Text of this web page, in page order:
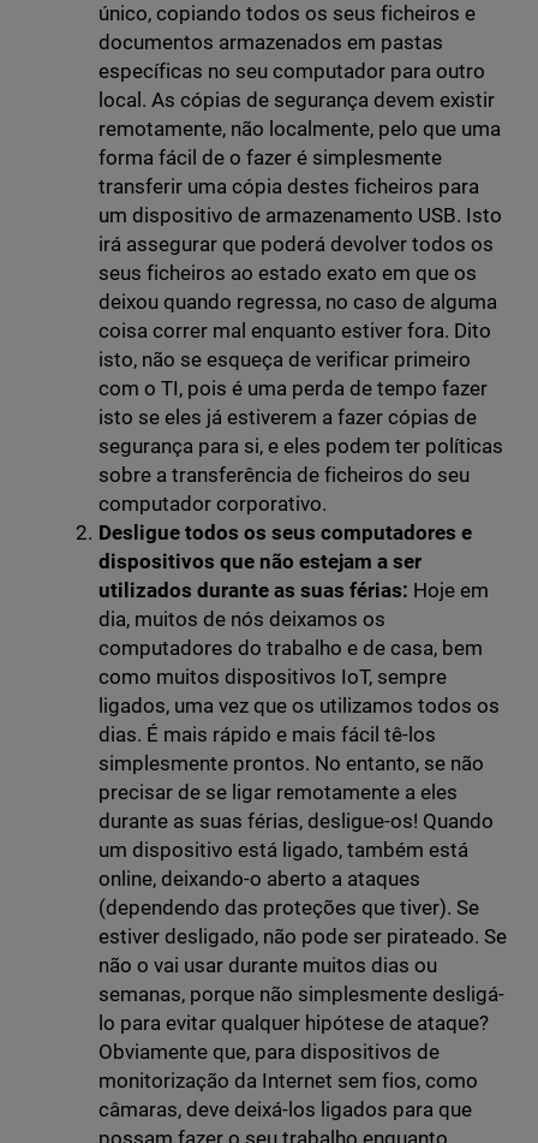
único, copiando todos os seus ficheiros e
documentos armazenados em pastas
específicas no seu computador para outro
local. As cópias de segurança devem existir
remotamente, não localmente, pelo que uma
forma fácil de o fazer é simplesmente
transferir uma cópia destes ficheiros para
um dispositivo de armazenamento USB. Isto
irá assegurar que poderá devolver todos os
seus ficheiros ao estado exato em que os
deixou quando regressa, no caso de alguma
coisa correr mal enquanto estiver fora. Dito
isto, não se esqueça de verificar primeiro
com o TI, pois é uma perda de tempo fazer
isto se eles já estiverem a fazer cópias de
segurança para si, e eles podem ter políticas
sobre a transferência de ficheiros do seu
computador corporativo.
Desligue todos os seus computadores e
dispositivos que não estejam a ser
utilizados durante as suas férias: Hoje em
dia, muitos de nós deixamos os
computadores do trabalho e de casa, bem
como muitos dispositivos IoT, sempre
ligados, uma vez que os utilizamos todos os
dias. É mais rápido e mais fácil tê-los
simplesmente prontos. No entanto, se não
precisar de se ligar remotamente a eles
durante as suas férias, desligue-os! Quando
um dispositivo está ligado, também está
online, deixando-o aberto a ataques
(dependendo das proteções que tiver). Se
estiver desligado, não pode ser pirateado. Se
não o vai usar durante muitos dias ou
semanas, porque não simplesmente desligá-
lo para evitar qualquer hipótese de ataque?
Obviamente que, para dispositivos de
monitorização da Internet sem fios, como
câmaras, deve deixá-los ligados para que